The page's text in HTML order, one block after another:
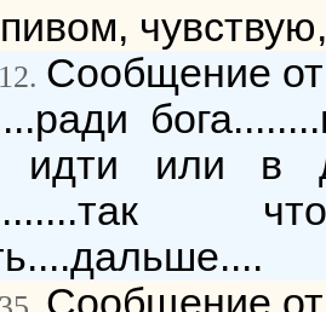
Сообщение
идти или в
Сообщение